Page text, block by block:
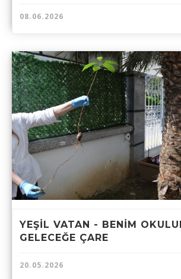
08.06.2026
YEŞİL VATAN - BENİM
GELECEĞE ÇARE
20.05.2026